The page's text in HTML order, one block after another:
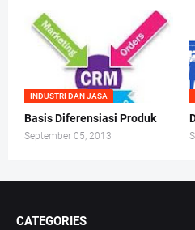
INDUSTRI DAN JASA
Basis Diferensiasi Produk
September 05, 2013
CATEGORIES